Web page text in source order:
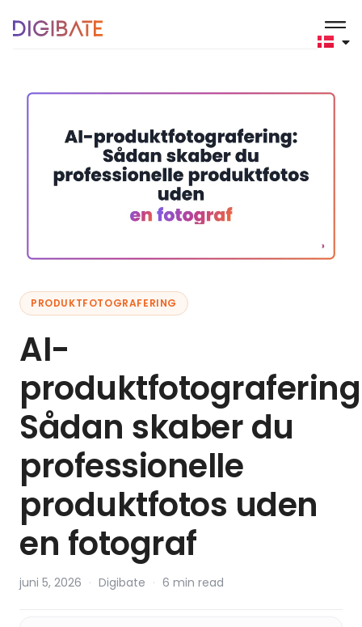
PRODUKTFOTOGRAFERING
AI-
Sådan skaber du
professionelle
produktfotos uden
en fotograf
juni 5, 2026 · Digibate · 6 min read